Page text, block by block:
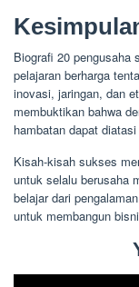
Biografi 20 pengusaha
pelajaran berharga
inovasi, jaringan, dan
membuktikan bahwa
hambatan dapat
Kisah-kisah sukses
untuk selalu berusaha
belajar dari
untuk membangun